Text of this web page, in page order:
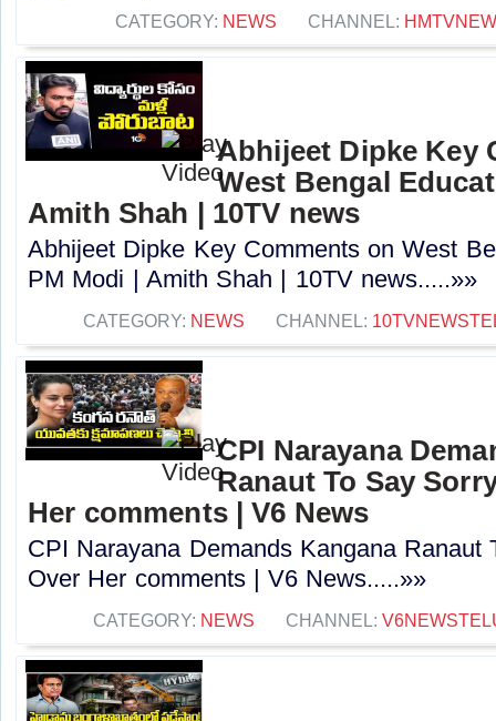
CATEGORY: NEWS CHANNEL:
Abhijeet Dipke Key
West Bengal
Amith Shah | 10TV news
Abhijeet Dipke Key Comments on West
PM Modi | Amith Shah | 10TV news.....»»
CATEGORY: NEWS CHANNEL:
CPI Narayana
Ranaut To Say
Her comments | V6 News
CPI Narayana Demands Kangana Ranaut
Over Her comments | V6 News.....»»
CATEGORY: NEWS CHANNEL: